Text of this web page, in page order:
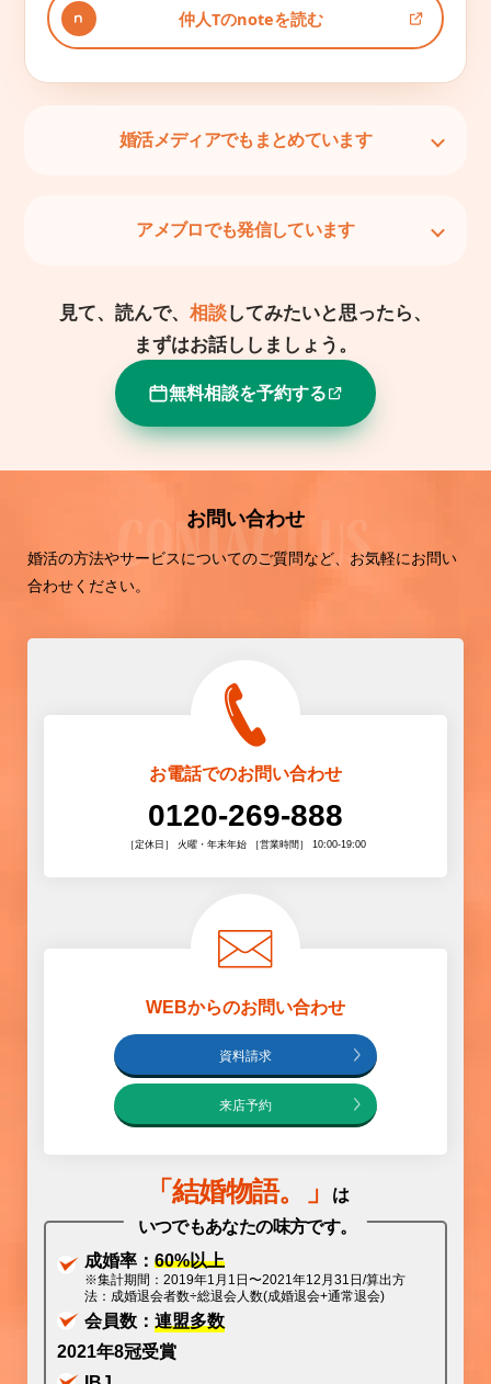
仲人Tのnoteを読む
婚活メディアでもまとめています
アメブロでも発信しています
見て、読んで、 相談してみたいと思ったら、
まずはお話ししましょう。
無料相談を予約する
お問い合わせ
婚活の方法やサービスについてのご質問など、お気軽にお問い
合わせください。
お電話でのお問い合わせ
0120-269-888
［定休日］ 火曜・年末年始 ［営業時間］ 10:00-19:00
WEBからのお問い合わせ
資料請求
来店予約
「 結婚物語。」
は
いつでもあなたの味方です。
成婚率： 60%以上
※集計期間：2019年1月1日〜2021年12月31日/算出方
法：成婚退会者数÷総退会人数(成婚退会+通常退会)
会員数： 連盟多数
2021年8冠受賞